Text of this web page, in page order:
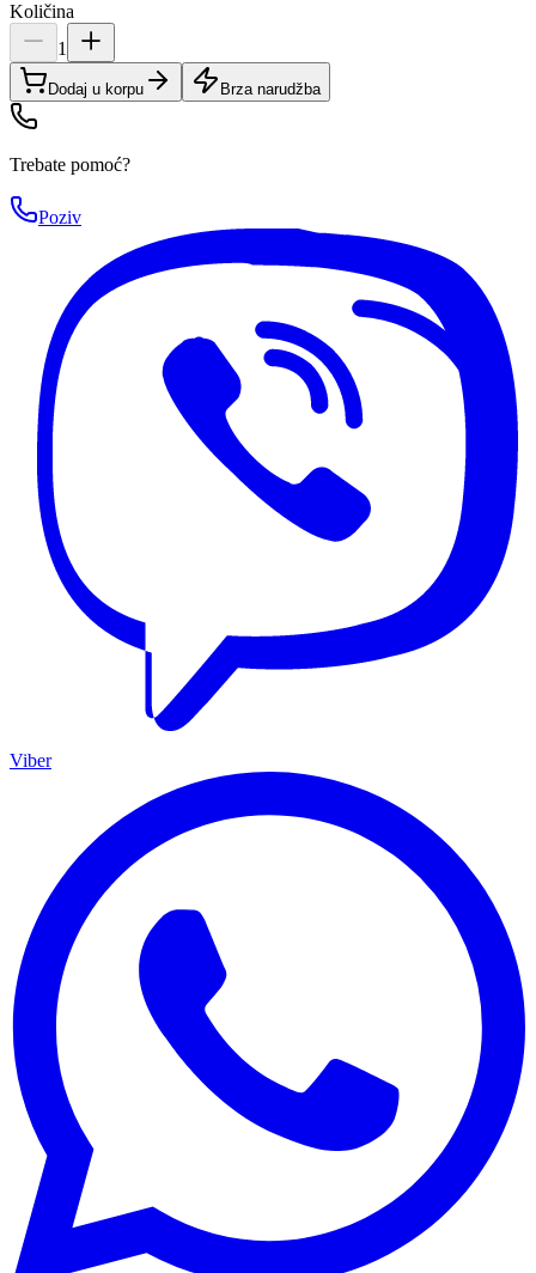
Količina
1
Dodaj u korpu Brza narudžba
Trebate pomoć?
Poziv
Viber